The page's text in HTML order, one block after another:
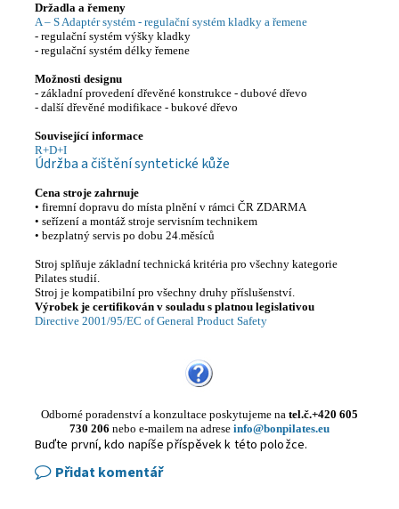
Držadla a řemeny
A – S Adaptér systém - regulační systém kladky a řemene
- regulační systém výšky kladky
- regulační systém délky řemene
Možnosti designu
- základní provedení dřevěné konstrukce - dubové dřevo
- další dřevěné modifikace - bukové dřevo
Související informace
R+D+I
Údržba a čištění syntetické kůže
Cena stroje zahrnuje
• firemní dopravu do místa plnění v rámci ČR ZDARMA
• seřízení a montáž stroje servisním technikem
• bezplatný servis po dobu 24.měsíců
Stroj splňuje základní technická kritéria pro všechny kategorie
Pilates studií.
Stroj je kompatibilní pro všechny druhy příslušenství.
Výrobek je certifikován v souladu s platnou legislativou
Directive 2001/95/EC of General Product Safety
Odborné poradenství a konzultace poskytujeme na tel.č.+420 605
730 206 nebo e-mailem na adrese info@bonpilates.eu
Buďte první, kdo napíše příspěvek k této položce.
Přidat komentář